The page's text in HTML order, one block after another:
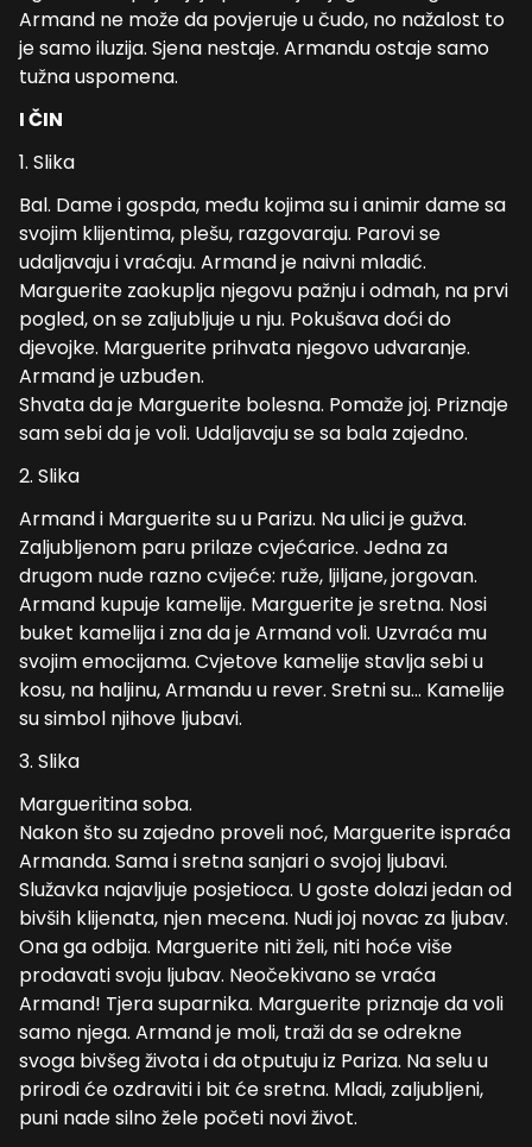
Armand ne može da povjeruje u čudo, no nažalost to
je samo iluzija. Sjena nestaje. Armandu ostaje samo
tužna uspomena.
I ČIN
1. Slika
Bal. Dame i gospda, među kojima su i animir dame sa
svojim klijentima, plešu, razgovaraju. Parovi se
udaljavaju i vraćaju. Armand je naivni mladić.
Marguerite zaokuplja njegovu pažnju i odmah, na prvi
pogled, on se zaljubljuje u nju. Pokušava doći do
djevojke. Marguerite prihvata njegovo udvaranje.
Armand je uzbuđen.
Shvata da je Marguerite bolesna. Pomaže joj. Priznaje
sam sebi da je voli. Udaljavaju se sa bala zajedno.
2. Slika
Armand i Marguerite su u Parizu. Na ulici je gužva.
Zaljubljenom paru prilaze cvjećarice. Jedna za
drugom nude razno cvijeće: ruže, ljiljane, jorgovan.
Armand kupuje kamelije. Marguerite je sretna. Nosi
buket kamelija i zna da je Armand voli. Uzvraća mu
svojim emocijama. Cvjetove kamelije stavlja sebi u
kosu, na haljinu, Armandu u rever. Sretni su… Kamelije
su simbol njihove ljubavi.
3. Slika
Margueritina soba.
Nakon što su zajedno proveli noć, Marguerite ispraća
Armanda. Sama i sretna sanjari o svojoj ljubavi.
Služavka najavljuje posjetioca. U goste dolazi jedan od
bivših klijenata, njen mecena. Nudi joj novac za ljubav.
Ona ga odbija. Marguerite niti želi, niti hoće više
prodavati svoju ljubav. Neočekivano se vraća
Armand! Tjera suparnika. Marguerite priznaje da voli
samo njega. Armand je moli, traži da se odrekne
svoga bivšeg života i da otputuju iz Pariza. Na selu u
prirodi će ozdraviti i bit će sretna. Mladi, zaljubljeni,
puni nade silno žele početi novi život.